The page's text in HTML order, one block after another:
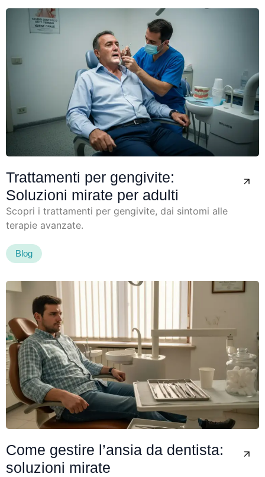
Trattamenti per gengivite:
Soluzioni mirate per adulti
Scopri i trattamenti per gengivite, dai sintomi alle
terapie avanzate.
Blog
Come gestire l’ansia da dentista:
soluzioni mirate